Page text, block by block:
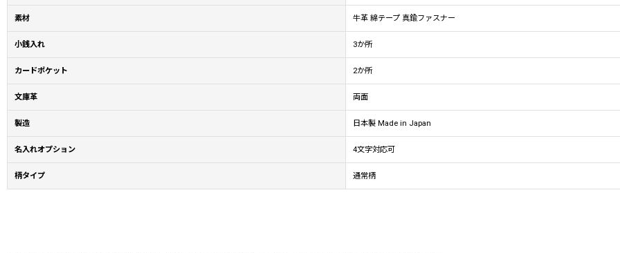
素材 牛革 綿テープ 真鍮ファスナー
小銭入れ 3か所
カードポケット 2か所
文庫革 両面
製造 日本製 Made in Japan
名入れオプション 4文字対応可
柄タイプ 通常柄